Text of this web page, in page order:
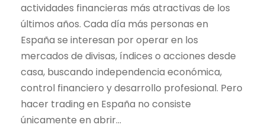
actividades financieras más atractivas de los
últimos años. Cada día más personas en
España se interesan por operar en los
mercados de divisas, índices o acciones desde
casa, buscando independencia económica,
control financiero y desarrollo profesional. Pero
hacer trading en España no consiste
únicamente en abrir...